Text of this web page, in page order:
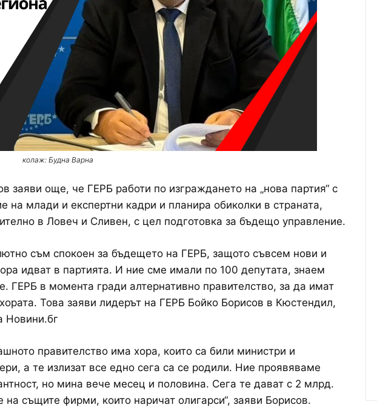
колаж: Будна Варна
заяви още, че ГЕРБ работи по изграждането на „нова партия“ с
на млади и експертни кадри и планира обиколки в страната,
в Ловеч и Сливен, с цел подготовка за бъдещо управление.
съм спокоен за бъдещето на ГЕРБ, защото съвсем нови и
идват в партията. И ние сме имали по 100 депутата, знаем
ГЕРБ в момента гради алтернативно правителство, за да имат
Това заяви лидерът на ГЕРБ Бойко Борисов в Кюстендил,
Новини.бг
правителство има хора, които са били министри и
а те излизат все едно сега са се родили. Ние проявяваме
но мина вече месец и половина. Сега те дават с 2 млрд.
на същите фирми, които наричат олигарси“, заяви Борисов.